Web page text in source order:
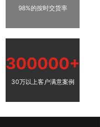
98%的按时交货率
300000+
30万以上客户满意案例